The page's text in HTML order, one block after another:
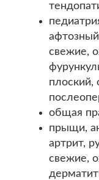
свежие,
плоский,
общая
прыщи,
артрит,
свежие,